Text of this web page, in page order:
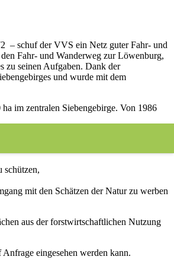
– schuf der VVS ein Netz guter Fahr- und
Fahr- und Wanderweg zur Löwenburg,
zu seinen Aufgaben. Dank der
und wurde mit dem
im zentralen Siebengebirge. Von 1986
schützen,
mit den Schätzen der Natur zu werben
aus der forstwirtschaftlichen Nutzung
eingesehen werden kann.